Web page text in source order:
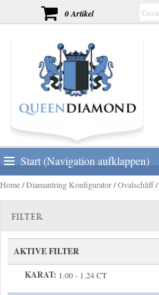
0 Artikel
Start (Navigation aufklappen)
Home/Diamantring Konfigurator/Ovalschliff/
FILTER
AKTIVE FILTER
KARAT: 1.00 - 1.24 CT